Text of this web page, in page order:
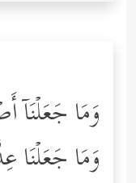
وَمَا جَعَلۡنَاۤ
وَمَا جَعَلۡنَا